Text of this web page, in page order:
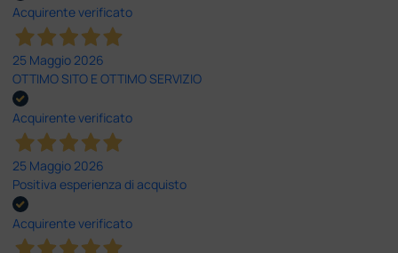
Acquirente verificato
25 Maggio 2026
OTTIMO SITO E OTTIMO SERVIZIO
Acquirente verificato
25 Maggio 2026
Positiva esperienza di acquisto
Acquirente verificato